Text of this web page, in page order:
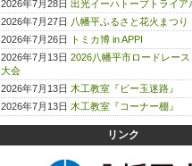
2026年7月28日 出光イーハトーブトライア
2026年7月27日 八幡平ふるさと花火まつり
2026年7月26日
トミカ博 in APPI
2026年7月13日 2026八幡平市ロードレー
大会
2026年7月13日 木工教室『ビー玉迷路』
2026年7月13日 木工教室『コーナー棚』
リンク